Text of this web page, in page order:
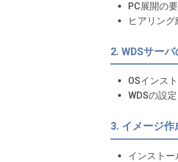
PC展開の
ヒアリン
2. WDSサー
OSインス
WDSの設定
3. イメージ作
インスト